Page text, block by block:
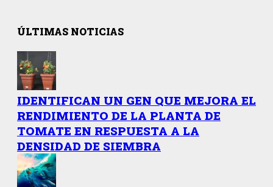
ÚLTIMAS NOTICIAS
IDENTIFICAN UN GEN QUE MEJORA EL
RENDIMIENTO DE LA PLANTA DE
TOMATE EN RESPUESTA A LA
DENSIDAD DE SIEMBRA